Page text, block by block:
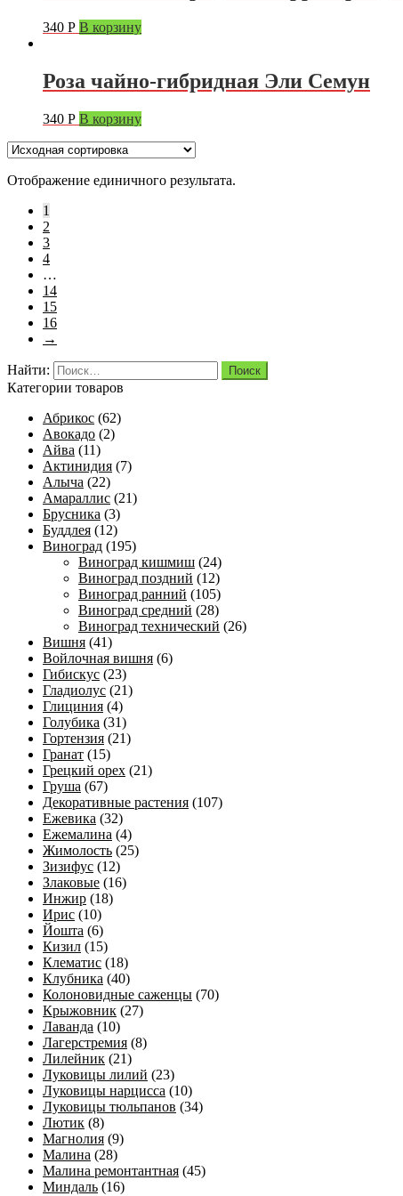
340 Р В корзину
Роза чайно-гибридная Эли Семун
340 Р В корзину
Отображение единичного результата.
1
2
3
4
…
14
15
16
→
Найти:
Категории товаров
Абрикос (62)
Авокадо (2)
Айва (11)
Актинидия (7)
Алыча (22)
Амараллис (21)
Брусника (3)
Буддлея (12)
Виноград (195)
Виноград кишмиш (24)
Виноград поздний (12)
Виноград ранний (105)
Виноград средний (28)
Виноград технический (26)
Вишня (41)
Войлочная вишня (6)
Гибискус (23)
Гладиолус (21)
Глициния (4)
Голубика (31)
Гортензия (21)
Гранат (15)
Грецкий орех (21)
Груша (67)
Декоративные растения (107)
Ежевика (32)
Ежемалина (4)
Жимолость (25)
Зизифус (12)
Злаковые (16)
Инжир (18)
Ирис (10)
Йошта (6)
Кизил (15)
Клематис (18)
Клубника (40)
Колоновидные саженцы (70)
Крыжовник (27)
Лаванда (10)
Лагерстремия (8)
Лилейник (21)
Луковицы лилий (23)
Луковицы нарцисса (10)
Луковицы тюльпанов (34)
Лютик (8)
Магнолия (9)
Малина (28)
Малина ремонтантная (45)
Миндаль (16)